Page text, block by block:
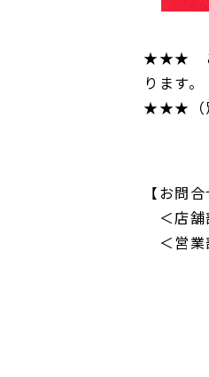
★★★ ご
ります。
★★★（別
【お
＜店
＜営